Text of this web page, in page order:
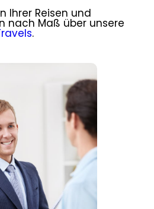
Ihrer Reisen und
nach Maß über unsere
.